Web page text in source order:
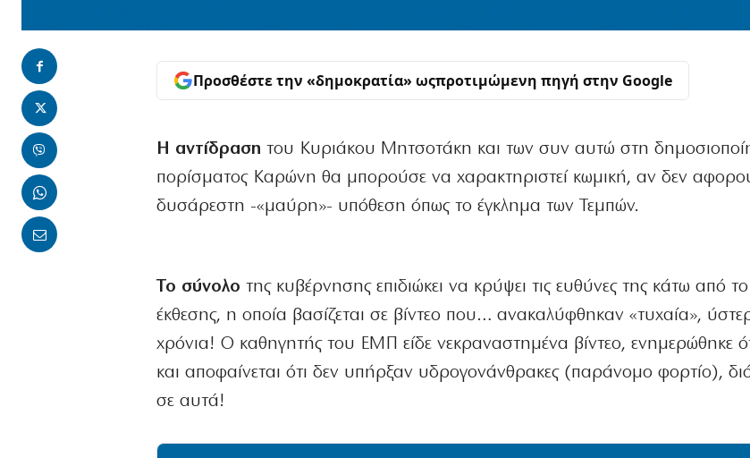
Προσθέστε την «δημοκρατία» ωςπροτιμώμενη πηγή στην Google
Η αντίδραση του Κυριάκου Μητσοτάκη και των συν αυτώ στη
πορίσματος Καρώνη θα μπορούσε να χαρακτηριστεί κωμική, αν δεν
δυσάρεστη -«μαύρη»- υπόθεση όπως το έγκλημα των Τεμπών.
Το σύνολο της κυβέρνησης επιδιώκει να κρύψει τις ευθύνες της κάτω από το
έκθεσης, η οποία βασίζεται σε βίντεο που… ανακαλύφθηκαν «τυχαία»,
χρόνια! Ο καθηγητής του ΕΜΠ είδε νεκραναστημένα βίντεο, ενημερώθηκε
και αποφαίνεται ότι δεν υπήρξαν υδρογονάνθρακες (παράνομο φορτίο),
σε αυτά!